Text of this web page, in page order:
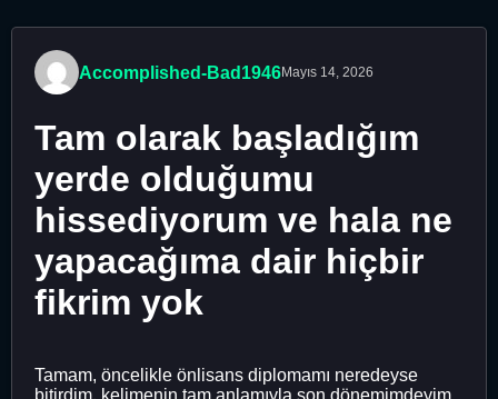
Accomplished-Bad1946Mayıs 14, 2026
Tam olarak başladığım
yerde olduğumu
hissediyorum ve hala ne
yapacağıma dair hiçbir
fikrim yok
Tamam, öncelikle önlisans diplomamı neredeyse
bitirdim, kelimenin tam anlamıyla son dönemimdeyim